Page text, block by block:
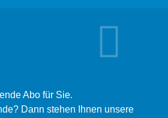
Abo für Sie.
Dann stehen Ihnen unsere